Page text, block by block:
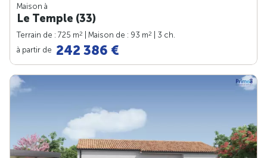
Maison à
Le Temple (33)
Terrain de : 725 m2 | Maison de : 93 m2
| 3 ch.
à partir de 242 386 €